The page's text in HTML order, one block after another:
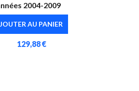
2004-2009
AU PANIER
129,88 €